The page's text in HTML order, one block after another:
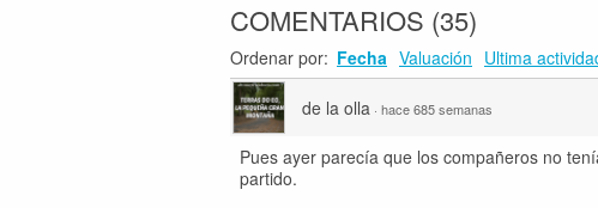
COMENTARIOS (35)
Ordenar por: Fecha Valuación Ultima
de la olla · hace 685 semanas
Pues ayer parecía que los compañeros no
partido.